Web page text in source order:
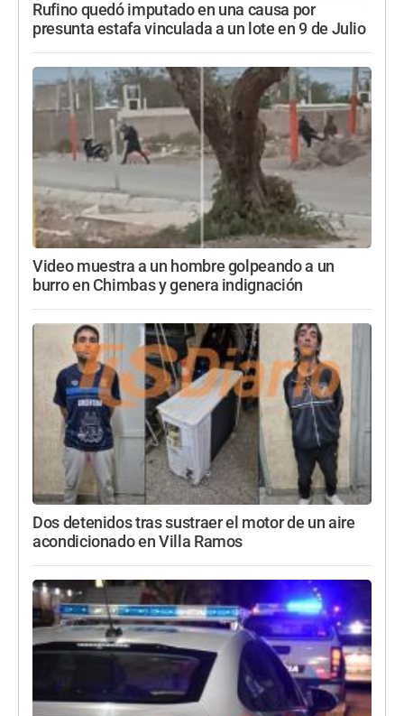
Rufino quedó imputado en una causa por
presunta estafa vinculada a un lote en 9 de Julio
Video muestra a un hombre golpeando a un
burro en Chimbas y genera indignación
Dos detenidos tras sustraer el motor de un aire
acondicionado en Villa Ramos